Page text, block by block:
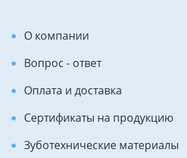
О компании
Вопрос - ответ
Оплата и доставка
Сертификаты на продукцию
Зуботехнические материалы